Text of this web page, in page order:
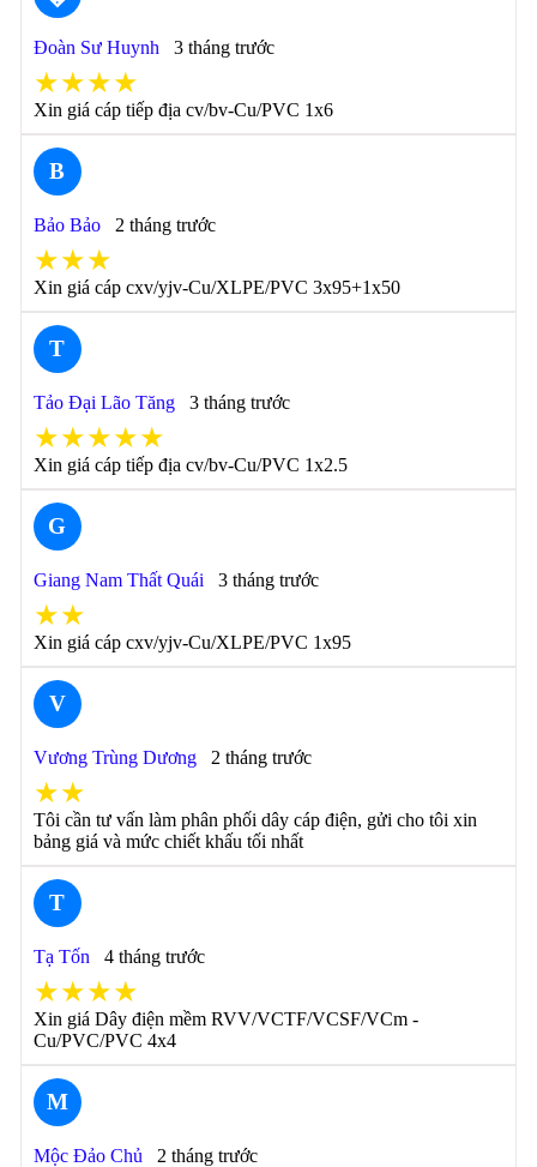
Đoàn Sư Huynh 3 tháng trước
★★★★
Xin giá cáp tiếp địa cv/bv-Cu/PVC 1x6
B
Bảo Bảo 2 tháng trước
★★★
Xin giá cáp cxv/yjv-Cu/XLPE/PVC 3x95+1x50
T
Tảo Đại Lão Tăng 3 tháng trước
★★★★★
Xin giá cáp tiếp địa cv/bv-Cu/PVC 1x2.5
G
Giang Nam Thất Quái 3 tháng trước
★★
Xin giá cáp cxv/yjv-Cu/XLPE/PVC 1x95
V
Vương Trùng Dương 2 tháng trước
★★
Tôi cần tư vấn làm phân phối dây cáp điện, gửi cho tôi xin
bảng giá và mức chiết khấu tối nhất
T
Tạ Tốn 4 tháng trước
★★★★
Xin giá Dây điện mềm RVV/VCTF/VCSF/VCm -
Cu/PVC/PVC 4x4
M
Mộc Đảo Chủ 2 tháng trước